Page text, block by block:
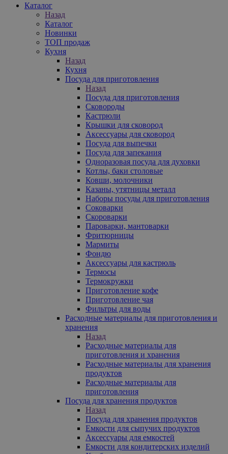
Каталог
Назад
Каталог
Новинки
ТОП продаж
Кухня
Назад
Кухня
Посуда для приготовления
Назад
Посуда для приготовления
Сковороды
Кастрюли
Крышки для сковород
Аксессуары для сковород
Посуда для выпечки
Посуда для запекания
Одноразовая посуда для духовки
Котлы, баки столовые
Ковши, молочники
Казаны, утятницы металл
Наборы посуды для приготовления
Соковарки
Скороварки
Пароварки, мантоварки
Фритюрницы
Мармиты
Фондю
Аксессуары для кастрюль
Термосы
Термокружки
Приготовление кофе
Приготовление чая
Фильтры для воды
Расходные материалы для приготовления и
хранения
Назад
Расходные материалы для
приготовления и хранения
Расходные материалы для хранения
продуктов
Расходные материалы для
приготовления
Посуда для хранения продуктов
Назад
Посуда для хранения продуктов
Емкости для сыпучих продуктов
Аксессуары для емкостей
Емкости для кондитерских изделий